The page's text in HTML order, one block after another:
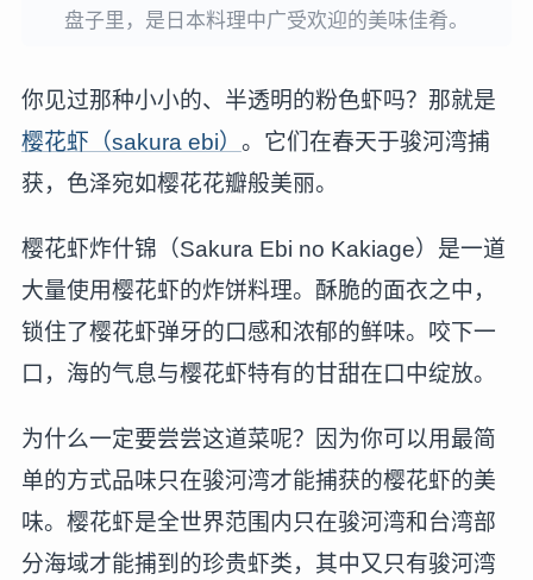
盘子里，是日本料理中广受欢迎的美味佳肴。
你见过那种小小的、半透明的粉色虾吗？那就是
樱花虾（sakura ebi） 。它们在春天于骏河湾捕
获，色泽宛如樱花花瓣般美丽。
樱花虾炸什锦（Sakura Ebi no Kakiage）是一道
大量使用樱花虾的炸饼料理。酥脆的面衣之中，
锁住了樱花虾弹牙的口感和浓郁的鲜味。咬下一
口，海的气息与樱花虾特有的甘甜在口中绽放。
为什么一定要尝尝这道菜呢？因为你可以用最简
单的方式品味只在骏河湾才能捕获的樱花虾的美
味。樱花虾是全世界范围内只在骏河湾和台湾部
分海域才能捕到的珍贵虾类，其中又只有骏河湾